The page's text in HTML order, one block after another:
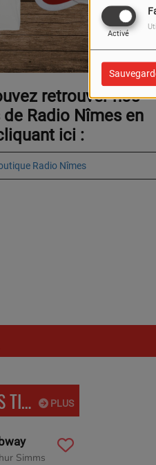
Activé
retrouver nos
Radio Nîmes en
ici :
Radio Nîmes
PLUS
DERNIERS TITRES DIFFUSÉS
Simms